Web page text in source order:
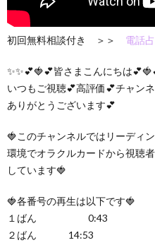
初回無料相談付き ＞＞ 電話
✨✨💕🍓💕皆さまこんにちは
いつもご視聴💕高評価💕チャン
ありがとうございます💕
🍓このチャンネルではリーディ
環境でオラクルカードから視聴
しています🍓
🍓各番号の再生は以下です🍓
１ばん 0:43
２ばん 14:53